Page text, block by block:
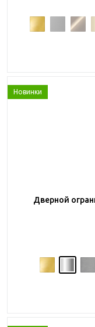
Новинки
Дверной